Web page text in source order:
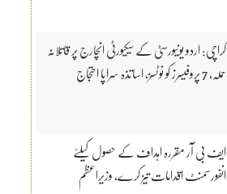
کراچی: اردو یونیورسٹی کے سیکیورٹی انچارج پر قاتلانہ
حملہ، 7 پروفیسرز کو نوٹسز، اساتذہ سراپا احتجاج
ایف بی آر مقررہ اہداف کے حصول کیلئے
انفورسمنٹ اقدامات تیز کرے، وزیراعظم